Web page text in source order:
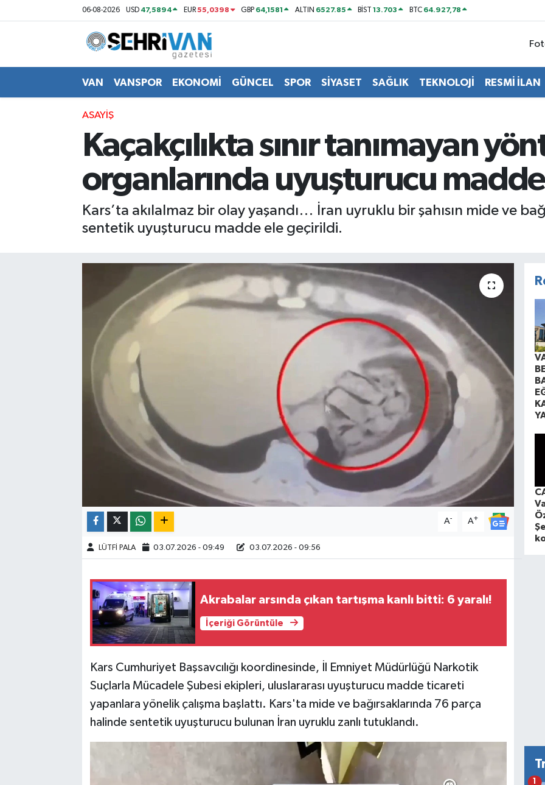
06-08-2026 USD 47,5894 EUR55,0398 GBP 64,1581 ALTIN 6527.85 BİST13.703 BTC 64.927,78
VAN VANSPOR EKONOMİ GÜNCEL SPOR SİYASET SAĞLIK TEKNOLOJİ RESMİ İLAN
ASAYİŞ
Kaçakçılıkta sınır tanımayan
organlarında uyuşturucu
Kars’ta akılalmaz bir olay yaşandı… İran uyruklu bir şahısın mide ve
sentetik uyuşturucu madde ele geçirildi.
A- A+
LÜTFİ PALA 03.07.2026 - 09:49 03.07.2026 - 09:56
Akrabalar arsında çıkan tartışma kanlı bitti: 6 yaralı!
İçeriği Görüntüle
Kars Cumhuriyet Başsavcılığı koordinesinde, İl Emniyet Müdürlüğü Narkotik
Suçlarla Mücadele Şubesi ekipleri, uluslararası uyuşturucu madde ticareti
yapanlara yönelik çalışma başlattı. Kars'ta mide ve bağırsaklarında 76 parça
halinde sentetik uyuşturucu bulunan İran uyruklu zanlı tutuklandı.
1
Van Nöbetçi Eczaneler
Van Hava Durumu
VAN Namaz Vakitleri
Van Trafik Yoğunluk Haritası
Süper Lig Puan Durumu ve Fikstür
Son Dakika Haberleri
Haber Arşivi